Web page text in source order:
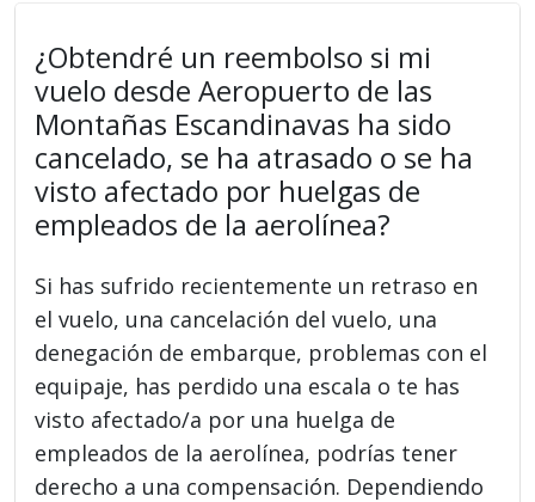
¿Obtendré un reembolso si mi
vuelo desde Aeropuerto de las
Montañas Escandinavas ha sido
cancelado, se ha atrasado o se ha
visto afectado por huelgas de
empleados de la aerolínea?
Si has sufrido recientemente un retraso en
el vuelo, una cancelación del vuelo, una
denegación de embarque, problemas con el
equipaje, has perdido una escala o te has
visto afectado/a por una huelga de
empleados de la aerolínea, podrías tener
derecho a una compensación. Dependiendo